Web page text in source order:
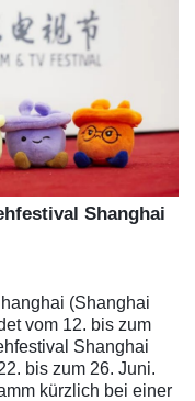
Shanghai
(Shanghai
vom 12. bis zum
Shanghai
bis zum 26. Juni.
kürzlich bei einer